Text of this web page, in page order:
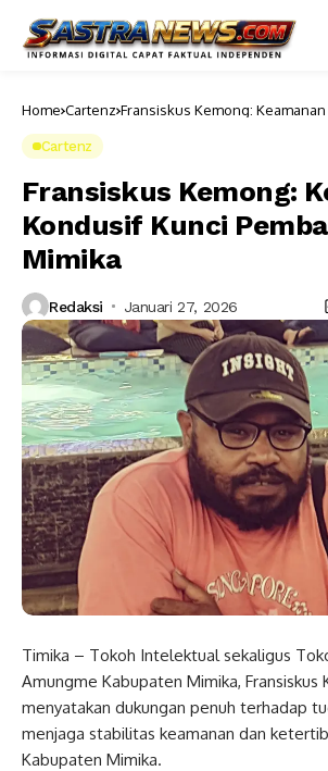
Home Cartenz Fransiskus Kemong:
Cartenz
Fransiskus Kemong:
Kondusif Kunci
Mimika
Redaksi Januari 27, 2026
Timika – Tokoh Intelektual sekaligus
Amungme Kabupaten Mimika, Fransiskus
menyatakan dukungan penuh terhadap
menjaga stabilitas keamanan dan
Kabupaten Mimika.